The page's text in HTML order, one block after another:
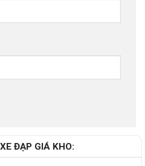
ĐẠP GIÁ KHO: